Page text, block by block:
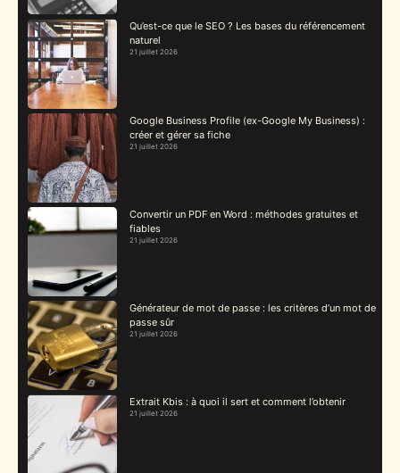
Qu’est-ce que le SEO ? Les bases du référencement
naturel
21 juillet 2026
Google Business Profile (ex-Google My Business) :
créer et gérer sa fiche
21 juillet 2026
Convertir un PDF en Word : méthodes gratuites et
fiables
21 juillet 2026
Générateur de mot de passe : les critères d’un mot de
passe sûr
21 juillet 2026
Extrait Kbis : à quoi il sert et comment l’obtenir
21 juillet 2026